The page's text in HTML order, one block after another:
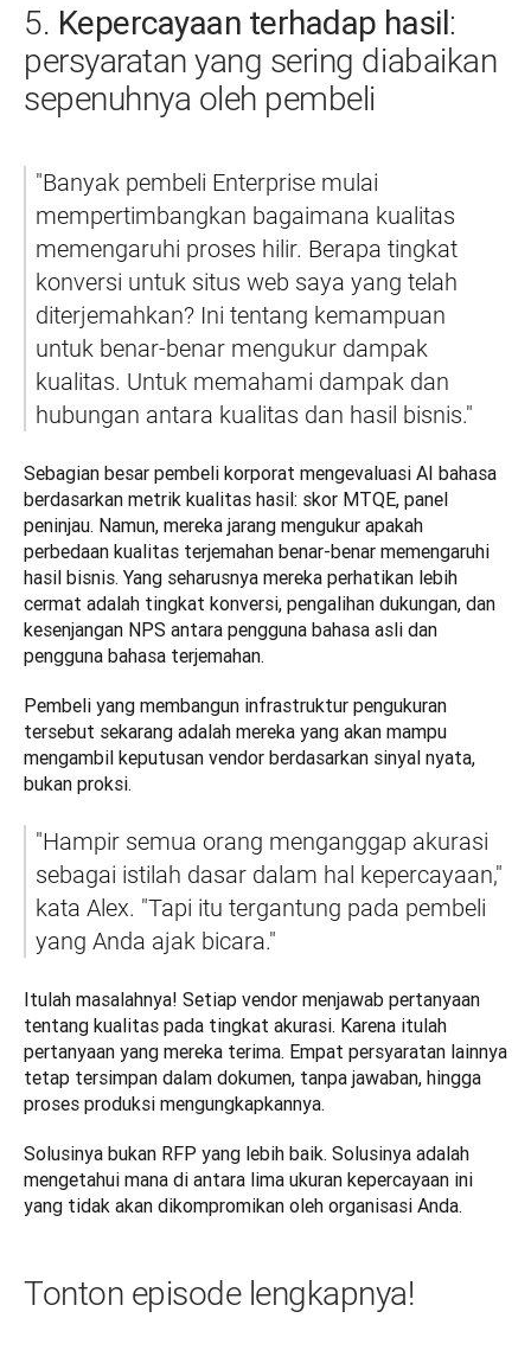
5. Kepercayaan terhadap hasil:
persyaratan yang sering diabaikan
sepenuhnya oleh pembeli
"Banyak pembeli Enterprise mulai
mempertimbangkan bagaimana kualitas
memengaruhi proses hilir. Berapa tingkat
konversi untuk situs web saya yang telah
diterjemahkan? Ini tentang kemampuan
untuk benar-benar mengukur dampak
kualitas. Untuk memahami dampak dan
hubungan antara kualitas dan hasil bisnis."
Sebagian besar pembeli korporat mengevaluasi AI bahasa
berdasarkan metrik kualitas hasil: skor MTQE, panel
peninjau. Namun, mereka jarang mengukur apakah
perbedaan kualitas terjemahan benar-benar memengaruhi
hasil bisnis. Yang seharusnya mereka perhatikan lebih
cermat adalah tingkat konversi, pengalihan dukungan, dan
kesenjangan NPS antara pengguna bahasa asli dan
pengguna bahasa terjemahan.
Pembeli yang membangun infrastruktur pengukuran
tersebut sekarang adalah mereka yang akan mampu
mengambil keputusan vendor berdasarkan sinyal nyata,
bukan proksi.
"Hampir semua orang menganggap akurasi
sebagai istilah dasar dalam hal kepercayaan,"
kata Alex. "Tapi itu tergantung pada pembeli
yang Anda ajak bicara."
Itulah masalahnya! Setiap vendor menjawab pertanyaan
tentang kualitas pada tingkat akurasi. Karena itulah
pertanyaan yang mereka terima. Empat persyaratan lainnya
tetap tersimpan dalam dokumen, tanpa jawaban, hingga
proses produksi mengungkapkannya.
Solusinya bukan RFP yang lebih baik. Solusinya adalah
mengetahui mana di antara lima ukuran kepercayaan ini
yang tidak akan dikompromikan oleh organisasi Anda.
Tonton episode lengkapnya!